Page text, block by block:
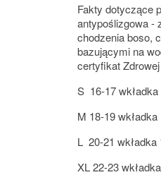
Fakty dotyczące
antypoślizgowa -
chodzenia boso,
bazującymi na
certyfikat
S 16-17 wkładka
M 18-19
L 20-21 wkładka
XL 22-23